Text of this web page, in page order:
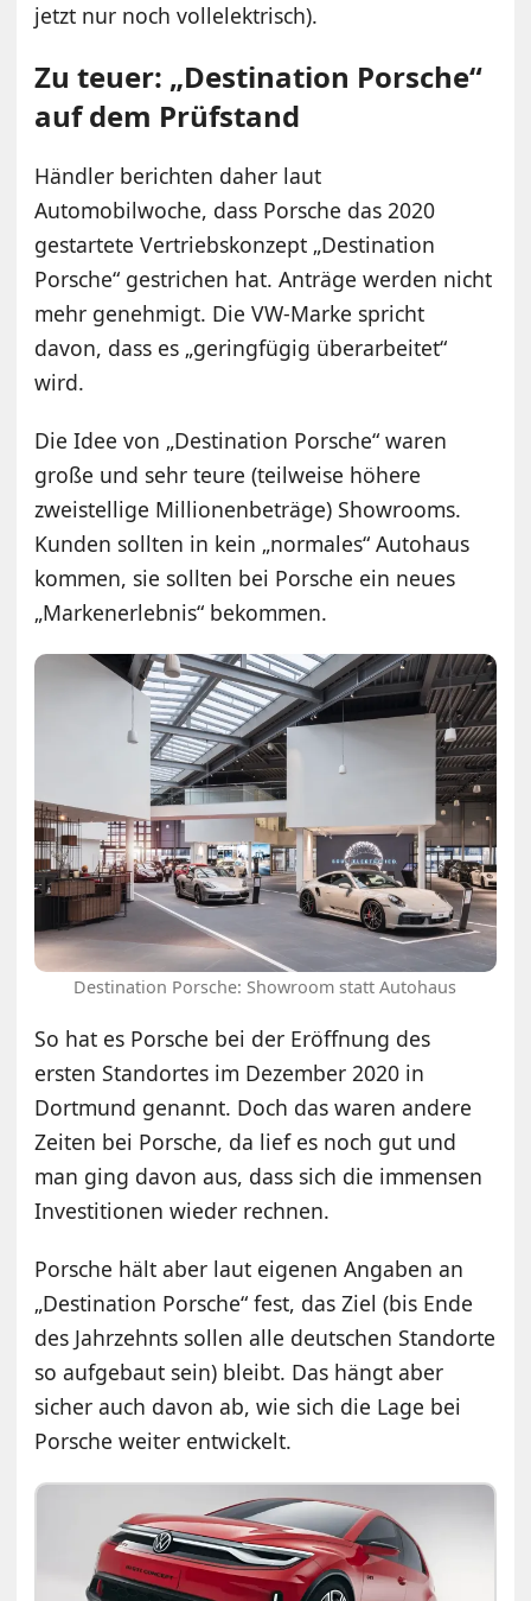
jetzt nur noch vollelektrisch).
Zu teuer: „Destination Porsche“
auf dem Prüfstand
Händler berichten daher laut
Automobilwoche, dass Porsche das 2020
gestartete Vertriebskonzept „Destination
Porsche“ gestrichen hat. Anträge werden nicht
mehr genehmigt. Die VW-Marke spricht
davon, dass es „geringfügig überarbeitet“
wird.
Die Idee von „Destination Porsche“ waren
große und sehr teure (teilweise höhere
zweistellige Millionenbeträge) Showrooms.
Kunden sollten in kein „normales“ Autohaus
kommen, sie sollten bei Porsche ein neues
„Markenerlebnis“ bekommen.
Destination Porsche: Showroom statt Autohaus
So hat es Porsche bei der Eröffnung des
ersten Standortes im Dezember 2020 in
Dortmund genannt. Doch das waren andere
Zeiten bei Porsche, da lief es noch gut und
man ging davon aus, dass sich die immensen
Investitionen wieder rechnen.
Porsche hält aber laut eigenen Angaben an
„Destination Porsche“ fest, das Ziel (bis Ende
des Jahrzehnts sollen alle deutschen Standorte
so aufgebaut sein) bleibt. Das hängt aber
sicher auch davon ab, wie sich die Lage bei
Porsche weiter entwickelt.